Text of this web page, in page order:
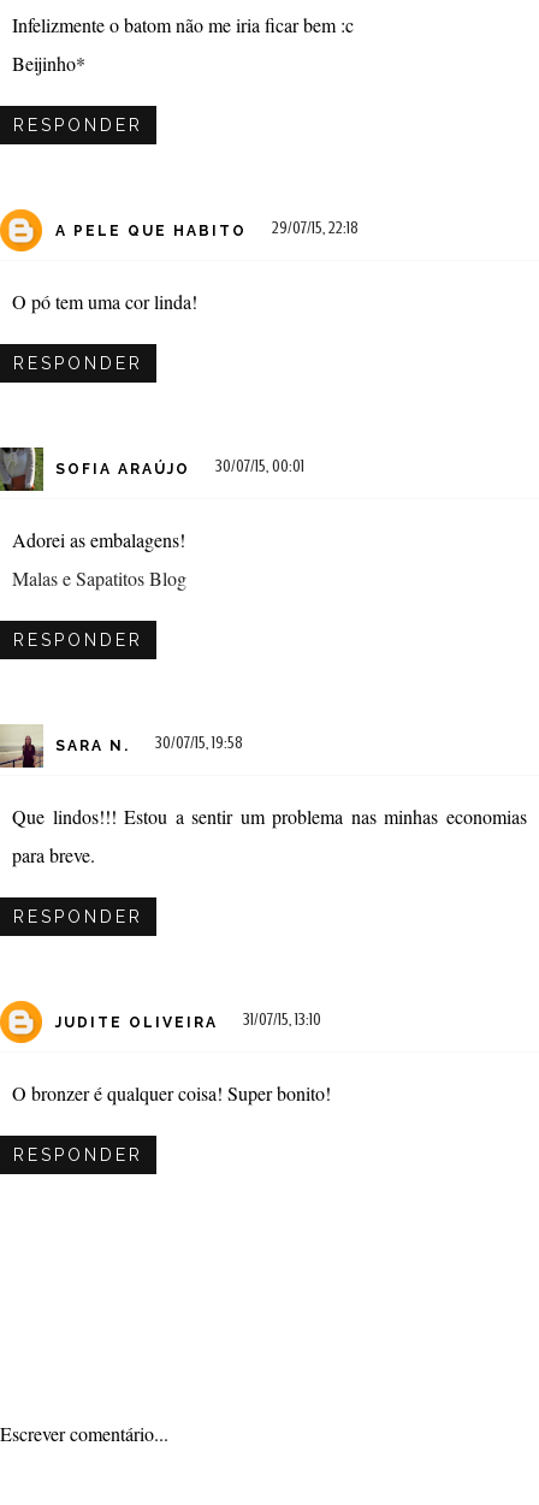
Infelizmente o batom não me iria ficar bem :c
Beijinho*
RESPONDER
A PELE QUE HABITO 29/07/15, 22:18
O pó tem uma cor linda!
RESPONDER
SOFIA ARAÚJO 30/07/15, 00:01
Adorei as embalagens!
Malas e Sapatitos Blog
RESPONDER
SARA N. 30/07/15, 19:58
Que lindos!!! Estou a sentir um problema nas minhas economias
para breve.
RESPONDER
JUDITE OLIVEIRA 31/07/15, 13:10
O bronzer é qualquer coisa! Super bonito!
RESPONDER
Escrever comentário...